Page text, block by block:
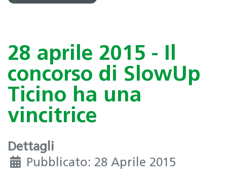
28 aprile 2015 - Il
concorso di SlowUp
Ticino ha una
vincitrice
Dettagli
Pubblicato: 28 Aprile 2015